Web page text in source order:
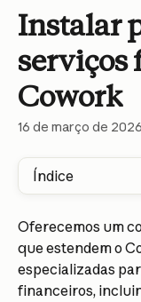
Ir para conteúdo
Instalar
serviços
Cowork
16 de março de 2026
Índice
Oferecemos um
que estendem o
especializadas
financeiros,